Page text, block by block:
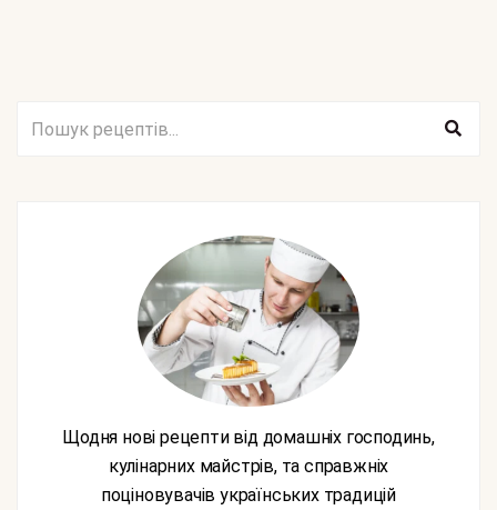
Щодня нові рецепти від домашніх господинь,
кулінарних майстрів, та справжніх
поціновувачів українських традицій